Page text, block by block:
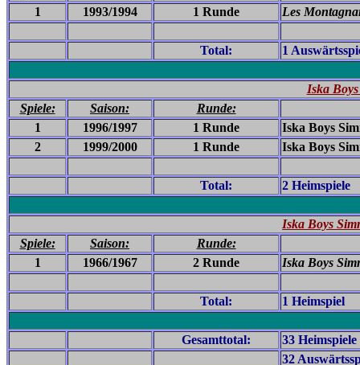
1
1993/1994 1 Runde Les
Total: 1
Iska
Spiele:
Saison:
Runde:
1
1996/1997 1 Runde
Iska Boys
2
1999/2000 1 Runde Iska Boys
Total: 2 Heimspiele
Iska Boys
Spiele:
Saison:
Runde:
1
1966/1967 2 Runde Iska Boys
Total: 1 Heimspiel
Gesamttotal:
33 Heimspiele
32